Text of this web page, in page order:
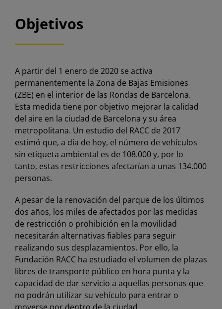
Objetivos
A partir del 1 enero de 2020 se activa
permanentemente la Zona de Bajas Emisiones
(ZBE) en el interior de las Rondas de Barcelona.
Esta medida tiene por objetivo mejorar la calidad
del aire en la ciudad de Barcelona y su área
metropolitana. Un estudio del RACC de 2017
estimó que, a día de hoy, el número de vehículos
sin etiqueta ambiental es de 108.000 y, por lo
tanto, estas restricciones afectarían a unas 134.000
personas.
A pesar de la renovación del parque de los últimos
dos años, los miles de afectados por las medidas
de restricción o prohibición en la movilidad
necesitarán alternativas fiables para seguir
realizando sus desplazamientos. Por ello, la
Fundación RACC ha estudiado el volumen de plazas
libres de transporte público en hora punta y la
capacidad de dar servicio a aquellas personas que
no podrán utilizar su vehículo para entrar o